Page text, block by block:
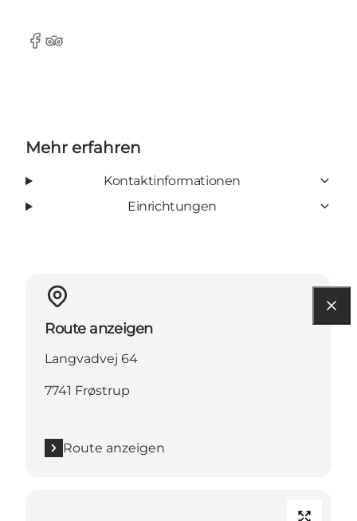
Facebook
TripAdvisor
Mehr erfahren
Kontaktinformationen
Einrichtungen
Route anzeigen
Langvadvej 64
7741 Frøstrup
Route anzeigen